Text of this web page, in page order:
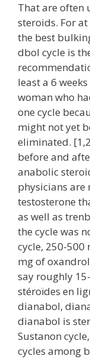
That are often
steroids. For
the best
dbol cycle is
least a 6
woman who
one cycle
might not yet
eliminated.
before and
anabolic
physicians are
testosterone
as well as
the cycle was
cycle, 250-500
mg of
say roughly
stéroïdes en
dianabol,
dianabol is
Sustanon
cycles among